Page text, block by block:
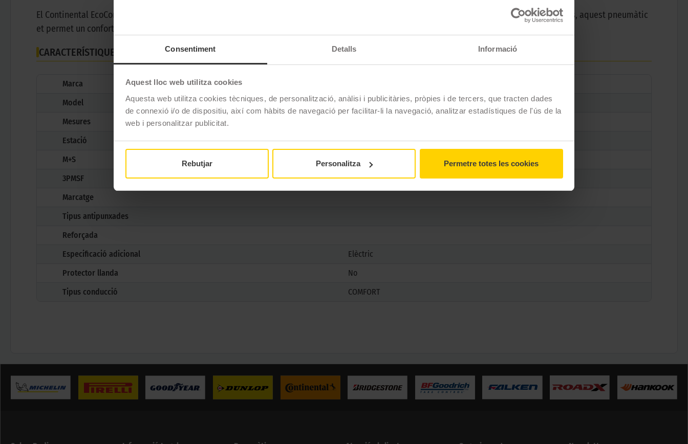
Consentiment Detalls Informació
Aquest lloc web utilitza cookies
Aquesta web utilitza cookies tècniques, de personalització, anàlisi i publicitàries, pròpies i de tercers, que tracten dades
de connexió i/o de dispositiu, així com hàbits de navegació per facilitar-li la navegació, analitzar estadístiques de l'ús de la
web i personalitzar publicitat.
Rebutjar Personalitza Permetre totes les cookies
El Continental EcoContact 6 és un pneumàtic ideal per a una conducció esportiva. Amb un control excepcional fins i tot a velocitats vertiginoses, aquest pneumàtic
et permet un confort sense límits en qualsevol situació.
CARACTERÍSTIQUES TÈCNIQUES
Marca
Model
ECOCONTACT 6
Mesures
Estació
Estiu
M+S
No
3PMSF
No
Marcatge
Tipus antipunxades
Reforçada
Especificació adicional
Elèctric
Protector llanda
No
Tipus conducció
COMFORT